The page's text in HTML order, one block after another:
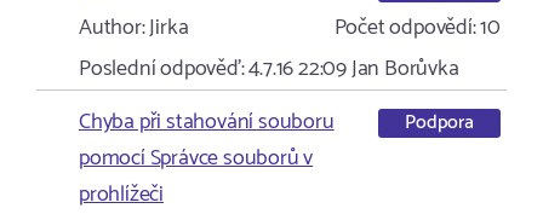
Author:Jirka Počet odpovědí:10
Poslední odpověď:4.7.16 22:09Jan Borůvka
Chyba při stahování souboru
pomocí Správce souborů v
prohlížeči
Podpora